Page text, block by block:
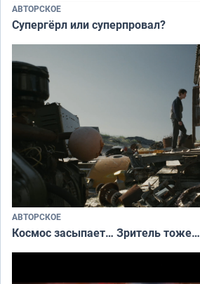
АВТОРСКОЕ
Супергёрл или суперпровал?
АВТОРСКОЕ
Космос засыпает… Зритель тоже…